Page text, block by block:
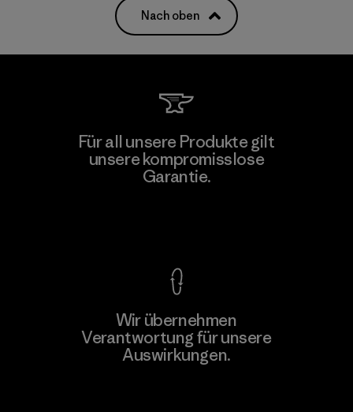
Nach oben
Für all unsere Produkte gilt
unsere kompromisslose
Garantie.
Wir übernehmen
Verantwortung für unsere
Auswirkungen.